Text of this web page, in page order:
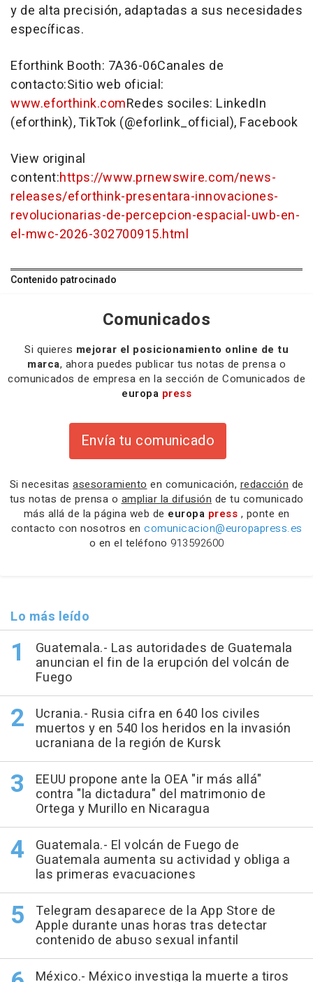
y de alta precisión, adaptadas a sus necesidades
específicas.
Eforthink Booth: 7A36-06Canales de
contacto:Sitio web oficial:
www.eforthink.comRedes sociles: LinkedIn
(eforthink), TikTok (@eforlink_official), Facebook
View original
content:https://www.prnewswire.com/news-
releases/eforthink-presentara-innovaciones-
revolucionarias-de-percepcion-espacial-uwb-en-
el-mwc-2026-302700915.html
Contenido patrocinado
Comunicados
Si quieres mejorar el posicionamiento online de tu
marca, ahora puedes publicar tus notas de prensa o
comunicados de empresa en la sección de Comunicados de
europa press
Envía tu comunicado
Si necesitas asesoramiento en comunicación, redacción de
tus notas de prensa o ampliar la difusión de tu comunicado
más allá de la página web de europa press , ponte en
contacto con nosotros en comunicacion@europapress.es
o en el teléfono 913592600
Lo más leído
Guatemala.- Las autoridades de Guatemala
anuncian el fin de la erupción del volcán de
Fuego
Ucrania.- Rusia cifra en 640 los civiles
muertos y en 540 los heridos en la invasión
ucraniana de la región de Kursk
EEUU propone ante la OEA "ir más allá"
contra "la dictadura" del matrimonio de
Ortega y Murillo en Nicaragua
Guatemala.- El volcán de Fuego de
Guatemala aumenta su actividad y obliga a
las primeras evacuaciones
Telegram desaparece de la App Store de
Apple durante unas horas tras detectar
contenido de abuso sexual infantil
México.- México investiga la muerte a tiros